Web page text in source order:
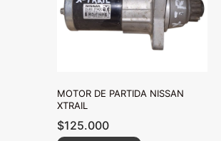
MOTOR DE PARTIDA NISSAN
XTRAIL
$125.000